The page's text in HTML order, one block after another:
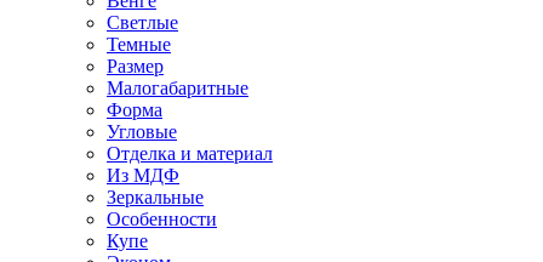
Светлые
Темные
Размер
Малогабаритные
Форма
Угловые
Отделка и материал
Из МДФ
Зеркальные
Особенности
Купе